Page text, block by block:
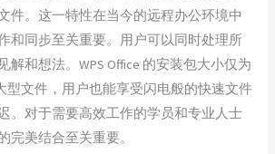
件。这一特性在当今的远程办公环境中
和同步至关重要。用户可以同时处理所
解和想法。WPS Office 的安装包大小仅为
型文件，用户也能享受闪电般的快速文件
。对于需要高效工作的学员和专业人士
完美结合至关重要。